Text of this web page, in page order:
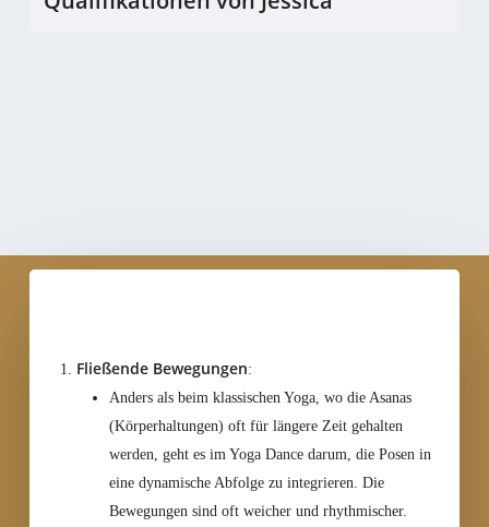
Fließende Bewegungen:
Anders als beim klassischen Yoga, wo die Asanas
(Körperhaltungen) oft für längere Zeit gehalten
werden, geht es im Yoga Dance darum, die Posen in
eine dynamische Abfolge zu integrieren. Die
Bewegungen sind oft weicher und rhythmischer.